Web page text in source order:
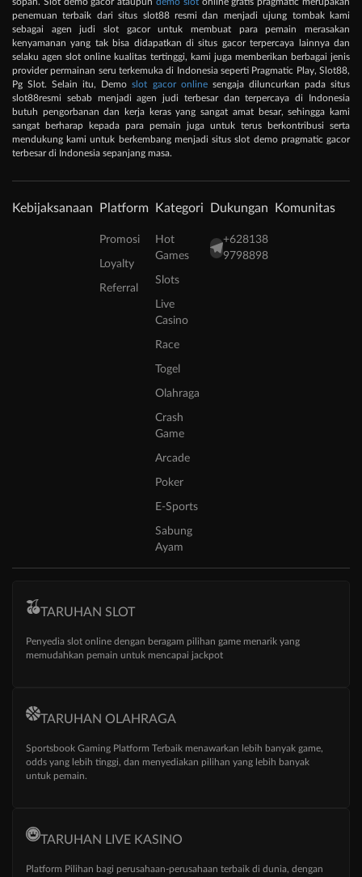
sopan. Slot demo gacor ataupun demo slotonline gratis pragmatic merupakan
penemuan terbaik dari situs slot88 resmi dan menjadi ujung tombak kami
sebagai agen judi slot gacor untuk membuat para pemain merasakan
kenyamanan yang tak bisa didapatkan di situs gacor terpercaya lainnya dan
selaku agen slot online kualitas tertinggi, kami juga memberikan berbagai jenis
provider permainan seru terkemuka di Indonesia seperti Pragmatic Play, Slot88,
Pg Slot. Selain itu, Demoslot gacor onlinesengaja diluncurkan pada situs
slot88resmi sebab menjadi agen judi terbesar dan terpercaya di Indonesia
butuh pengorbanan dan kerja keras yang sangat amat besar, sehingga kami
sangat berharap kepada para pemain juga untuk terus berkontribusi serta
mendukung kami untuk berkembang menjadi situs slot demo pragmatic gacor
terbesar di Indonesia sepanjang masa.
Kebijaksanaan Platform
Promosi
Loyalty
Referral
Kategori
Hot
Games
Slots
Live
Casino
Race
Togel
Olahraga
Crash
Game
Arcade
Poker
E-Sports
Sabung
Ayam
Dukungan
+628138
9798898
Komunitas
TARUHAN SLOT
Penyedia slot online dengan beragam pilihan game menarik yang
memudahkan pemain untuk mencapai jackpot
TARUHAN OLAHRAGA
Sportsbook Gaming Platform Terbaik menawarkan lebih banyak game,
odds yang lebih tinggi, dan menyediakan pilihan yang lebih banyak
untuk pemain.
TARUHAN LIVE KASINO
Platform Pilihan bagi perusahaan-perusahaan terbaik di dunia, dengan